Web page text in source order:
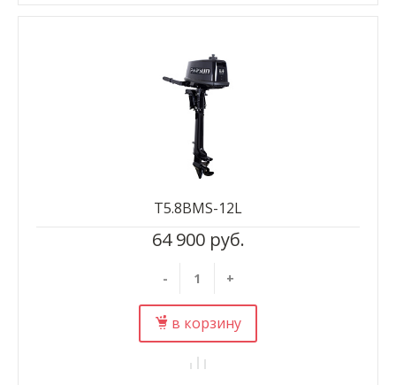
64 900 руб.
- +
в корзину
T5.8BMS-12L